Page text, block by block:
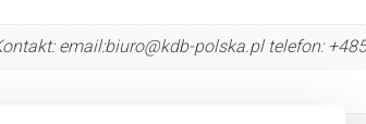
email:biuro@kdb-polska.pl telefon: